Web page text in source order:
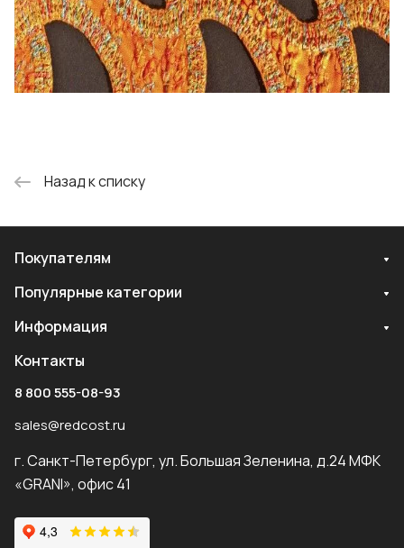
Назад к списку
Покупателям
Популярные категории
Информация
Контакты
8 800 555-08-93
sales@redcost.ru
г. Санкт-Петербург, ул. Большая Зеленина, д.24 МФК
«GRANI», офис 41